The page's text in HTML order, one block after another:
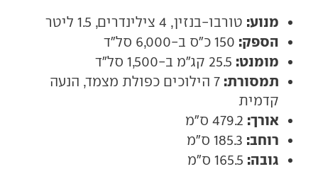
מנוע: טורבו-בנזין, 4 צילינדרים, 1.5 ליטר
הספק:
מומנט:
תמסורת:
7 הילוכים כפולת מצמד, הנעה
קדמית
אורך:
רוחב:
גובה: